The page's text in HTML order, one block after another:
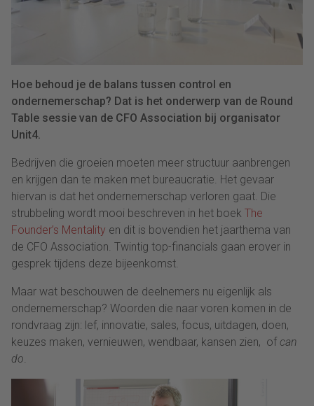
Hoe behoud je de balans tussen control en
ondernemerschap? Dat is het onderwerp van de Round
Table sessie van de CFO Association bij organisator
Unit4.
Bedrijven die groeien moeten meer structuur aanbrengen
en krijgen dan te maken met bureaucratie. Het gevaar
hiervan is dat het ondernemerschap verloren gaat. Die
strubbeling wordt mooi beschreven in het boek The
Founder’s Mentality en dit is bovendien het jaarthema van
de CFO Association. Twintig top-financials gaan erover in
gesprek tijdens deze bijeenkomst.
Maar wat beschouwen de deelnemers nu eigenlijk als
ondernemerschap? Woorden die naar voren komen in de
rondvraag zijn: lef, innovatie, sales, focus, uitdagen, doen,
keuzes maken, vernieuwen, wendbaar, kansen zien, ofcan
do.